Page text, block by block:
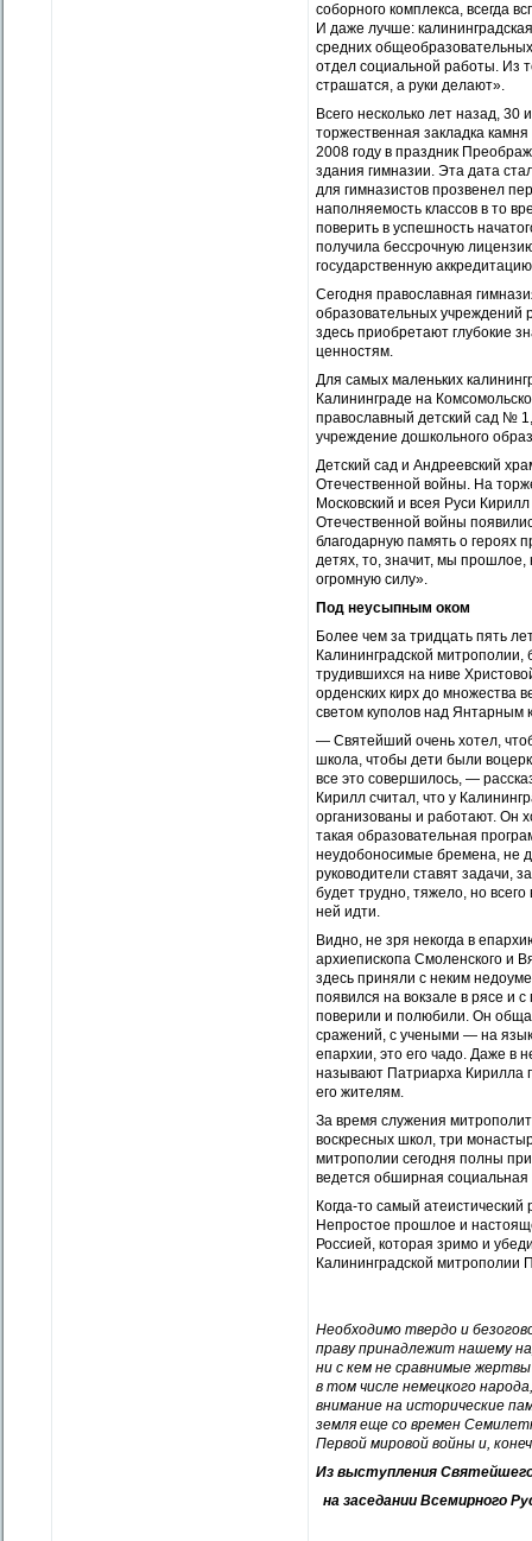
соборного комплекса, всегда
И даже лучше:
средних
отдел социальной работы. Из
страшатся, а руки делают».
Всего несколько лет назад,
торжественная закладка
2008 году в праздник
здания гимназии. Эта дата
для гимназистов прозвенел
наполняемость классов в то
поверить в успешность
получила бессрочную
государственную
Сегодня православная
образовательных учреждений
здесь приобретают глубокие
ценностям.
Для самых маленьких
Калининграде на
православный детский сад №
учреждение дошкольного
Детский сад и Андреевский
Отечественной войны. На
Московский и всея Руси
Отечественной войны
благодарную память о героях
детях, то, значит, мы
огромную силу».
Под неусыпным оком
Более чем за тридцать пять
Калининградской
трудившихся на ниве
орденских кирх до множества
светом куполов над Янтарным
— Святейший очень хотел,
школа, чтобы дети были
все это совершилось, —
Кирилл считал, что у
организованы и работают. Он
такая образовательная
неудобоносимые бремена, не
руководители ставят задачи,
будет трудно, тяжело, но
ней идти.
Видно, не зря некогда в
архиепископа Смоленского и
здесь приняли с неким
появился на вокзале в рясе и
поверили и полюбили. Он
сражений, с учеными — на
епархии, это его чадо. Даже в
называют Патриарха Кирилла
его жителям.
За время служения
воскресных школ, три
митрополии сегодня полны
ведется обширная
Когда-то самый
Непростое прошлое и
Россией, которая зримо и
Калининградской митрополии
Необходимо твердо и
праву принадлежит нашему
ни с кем не сравнимые жертвы
в том числе немецкого
внимание на исторические
земля еще со времен
Первой мировой войны и,
Из выступления
на заседании Всемирного